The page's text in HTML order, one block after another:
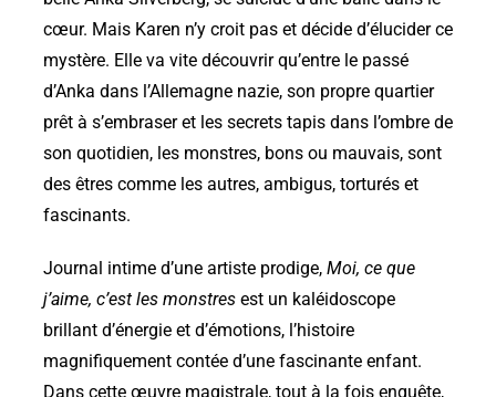
cœur. Mais Karen n’y croit pas et décide d’élucider ce
mystère. Elle va vite découvrir qu’entre le passé
d’Anka dans l’Allemagne nazie, son propre quartier
prêt à s’embraser et les secrets tapis dans l’ombre de
son quotidien, les monstres, bons ou mauvais, sont
des êtres comme les autres, ambigus, torturés et
fascinants.
Journal intime d’une artiste prodige, Moi, ce que
j’aime, c’est les monstres est un kaléidoscope
brillant d’énergie et d’émotions, l’histoire
magnifiquement contée d’une fascinante enfant.
Dans cette œuvre magistrale, tout à la fois enquête,